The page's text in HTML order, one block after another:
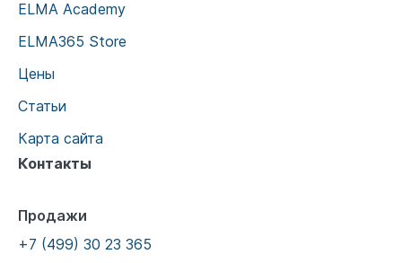
ELMA Academy
ELMA365 Store
Цены
Статьи
Карта сайта
Контакты
Продажи
+7 (499) 30 23 365